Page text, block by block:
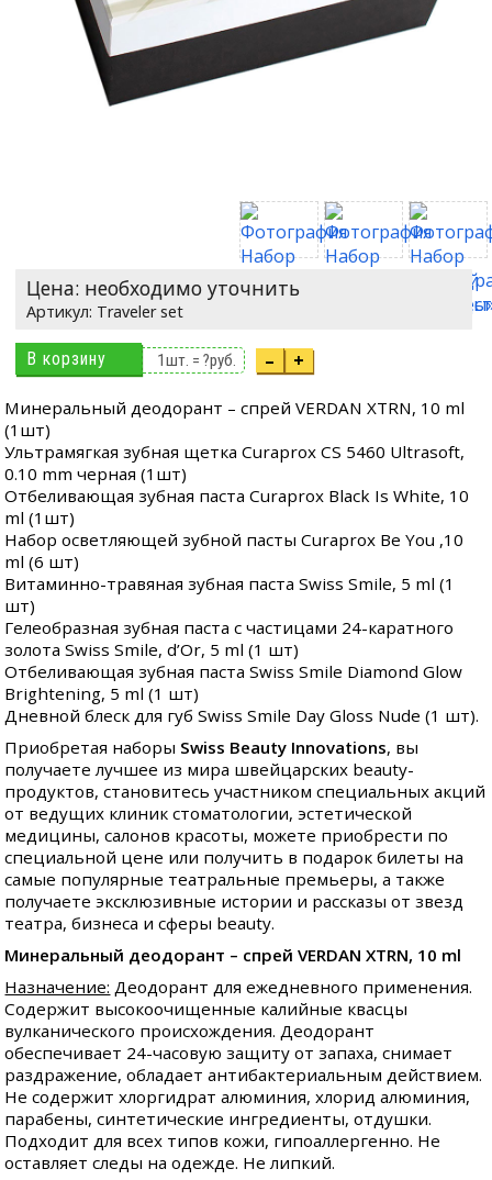
Цена: необходимо уточнить
Traveler set
В корзину 1шт. =?руб. – +
Минеральный деодорант – спрей VERDAN XTRN, 10 ml
(1шт)
Ультрамягкая зубная щетка Curaprox CS 5460 Ultrasoft,
0.10 mm черная (1шт)
Отбеливающая зубная паста Curaprox Black Is White, 10
ml (1шт)
Набор осветляющей зубной пасты Curaprox Be You ,10
ml (6 шт)
Витаминно-травяная зубная паста Swiss Smile, 5 ml (1
шт)
Гелеобразная зубная паста с частицами 24-каратного
золота Swiss Smile, d’Or, 5 ml (1 шт)
Отбеливающая зубная паста Swiss Smile Diamond Glow
Brightening, 5 ml (1 шт)
Дневной блеск для губ Swiss Smile Day Gloss Nude (1 шт).
Приобретая наборы Swiss Beauty Innovations, вы
получаете лучшее из мира швейцарских beauty-
продуктов, становитесь участником специальных акций
от ведущих клиник стоматологии, эстетической
медицины, салонов красоты, можете приобрести по
специальной цене или получить в подарок билеты на
самые популярные театральные премьеры, а также
получаете эксклюзивные истории и рассказы от звезд
театра, бизнеса и сферы beauty.
Минеральный деодорант – спрей VERDAN XTRN, 10 ml
Назначение: Деодорант для ежедневного применения.
Содержит высокоочищенные калийные квасцы
вулканического происхождения. Деодорант
обеспечивает 24-часовую защиту от запаха, снимает
раздражение, обладает антибактериальным действием.
Не содержит хлоргидрат алюминия, хлорид алюминия,
парабены, синтетические ингредиенты, отдушки.
Подходит для всех типов кожи, гипоаллергенно. Не
оставляет следы на одежде. Не липкий.